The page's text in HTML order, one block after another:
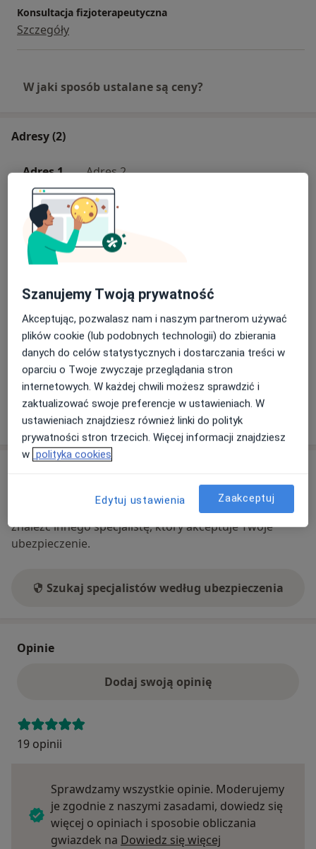
Konsultacja fizjoterapeutyczna
Szczegóły
W jaki sposób ustalane są ceny?
Adresy (2)
Adres 1 Adres 2
Rodzinne Centrum Medyczne Skawina
Nad Wodą 4,32-050
Powiększ mapęotwiera się w nowej karcie
Dostępność
W tym gabinecie nie można umawiać wizyt przez
internet
Co mam zrobić w tej sytuacji?
Pokaż więcej
o adresie
Ten specjalista przyjmuje wyłącznie pacjentów
prywatnych. Możesz opłacić wizytę samodzielnie lub
znaleźć innego specjalistę, który akceptuje Twoje
ubezpieczenie.
Szukaj specjalistów według ubezpieczenia
Opinie
Dodaj swoją opinię
19 opinii
Sprawdzamy wszystkie opinie. Moderujemy
je zgodnie z naszymi zasadami, dowiedz się
więcej o opiniach i sposobie obliczania
gwiazdek na Dowiedz się więcej
Szanujemy Twoją prywatność
Akceptując, pozwalasz nam i naszym partnerom używać
plików cookie (lub podobnych technologii) do zbierania
danych do celów statystycznych i dostarczania treści w
oparciu o Twoje zwyczaje przeglądania stron
internetowych. W każdej chwili możesz sprawdzić i
zaktualizować swoje preferencje w ustawieniach. W
ustawieniach znajdziesz również linki do polityk
prywatności stron trzecich. Więcej informacji znajdziesz
w polityka cookies
Edytuj ustawienia Zaakceptuj